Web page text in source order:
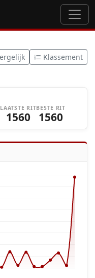
Klassement
LAATSTE RIT
1560
BESTE RIT
1560